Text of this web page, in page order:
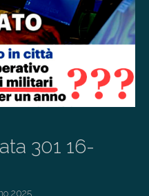
301 16-
2025